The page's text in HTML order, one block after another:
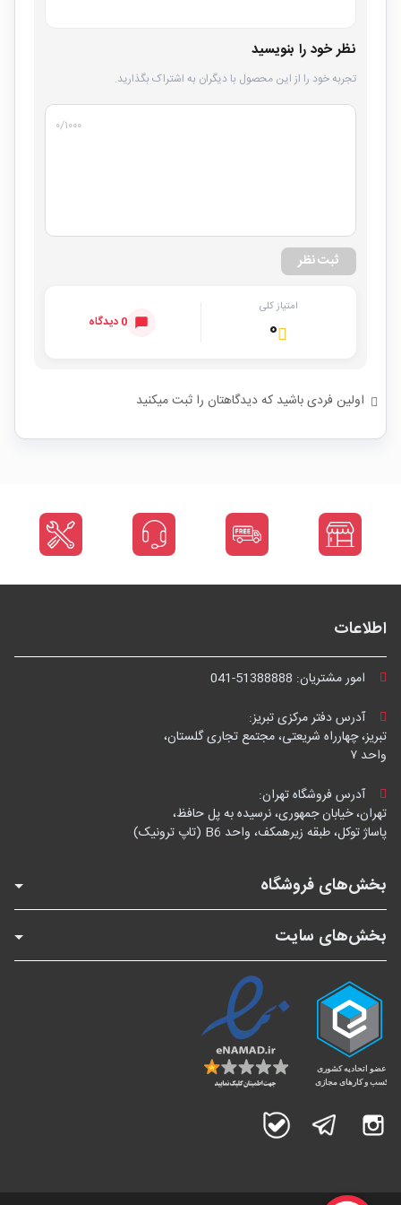
نظر خود را بنویسید
تجربه خود را از این محصول با دیگران به اشتراک بگذارید.
۰/۱۰۰۰
ثبت نظر
امتیاز کلی
۰ 0 دیدگاه
اولین فردی باشید که دیدگاهتان را ثبت میکنید
اطلاعات
امور مشتریان: 041-51388888
آدرس دفتر مرکزی تبریز:
تبریز، چهارراه شریعتی، مجتمع تجاری گلستان،
واحد ۷
آدرس فروشگاه تهران:
تهران، خیابان جمهوری، نرسیده به پل حافظ،
پاساژ توکل، طبقه زیرهمکف، واحد B6 (تاپ ترونیک)
بخش‌های فروشگاه
بخش‌های سایت
اینستاگرام تلگرام